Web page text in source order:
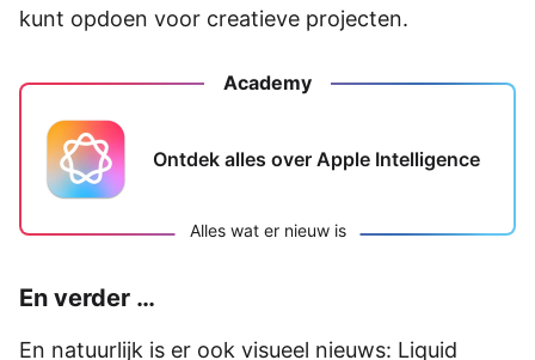
kunt opdoen voor creatieve projecten.
Academy
Alles wat er nieuw is
Ontdek alles over Apple Intelligence
En verder …
En natuurlijk is er ook visueel nieuws: Liquid